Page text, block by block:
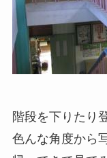
階段を下りたり
色んな角度から